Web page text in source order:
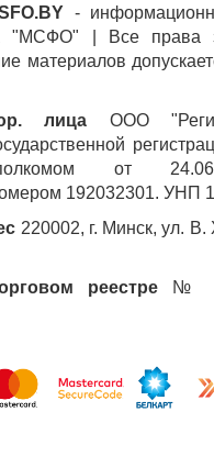
-
"МСФО" | Все права
материалов
лица ООО
от
192032301. УНП
220002, г. Минск, ул.
реестре №